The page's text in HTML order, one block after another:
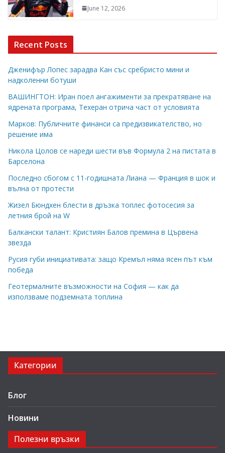
June 12, 2026
Recent Posts
Дженифър Лопес зарадва Кан със сребристо мини и
надколенни ботуши
ВАШИНГТОН: Иран поел ангажименти за прекратяване на
ядрената програма, Техеран отрича част от условията
Марков: Публичните финанси са предизвикателство, но
решение има
Никола Цолов се нареди шести във Формула 2 на пистата в
Барселона
Последно сбогом с 11-годишната Лиана — Франция в шок и
вълна от протести
Жизел Бюндхен блести в дръзка топлес фотосесия за
летния брой на W
Балкански талант: Кристиян Балов премина в Цървена
звезда
Русия губи инициативата: защо Кремъл няма ясен път към
победа
Геотермалните възможности на София — как да
използваме подземната топлина
Категории
Блог
Новини
Полезни връзки